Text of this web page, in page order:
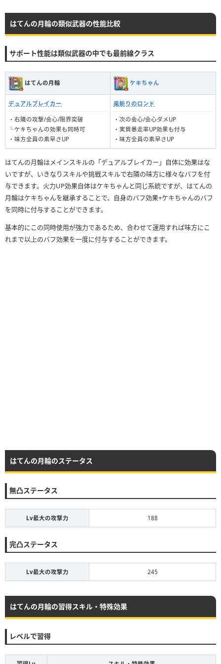
はてんの月輪の類似武器の性能比較
サポート性能は類似武器の中でも最前線クラス
はてんの月輪 ケキちゃん
デュアルブレイカー
・右隣の攻撃/会心/限界突破
└ケキちゃんの効果も同時可
・味方全員の素早さUP
風斬りのロンド
・次の会心/会心ダメUP
・実質暴走率UP効果も付与
・味方全員の素早さUP
はてんの月輪はメインスキルの「デュアルブレイカー」自体に効果はな
いですが、いきなりスキルや挑戦スキルで右隣の味方に様々なバフを付
与できます。火力UP効果自体はケキちゃんと同じ系統ですが、はてんの
月輪はケキちゃんを継承することで、自身のバフ効果+ケキちゃんのバフ
を同時に付与することができます。
基本的にこの同時使用が強力であるため、合わせて運用すれば味方にこ
れまで以上のバフ効果を一度に付与することができます。
はてんの月輪のステータス
無凸ステータス
Lv最大の攻撃力 188
完凸ステータス
Lv最大の攻撃力 245
はてんの月輪の習得スキル・特殊効果
レベルで習得